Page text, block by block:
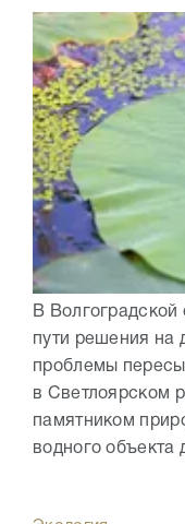
В Волгоградской
пути решения на
проблемы
в Светлоярском
памятником
водного объекта